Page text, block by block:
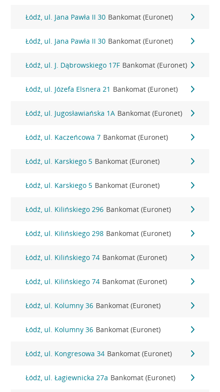
Łódź, ul. Jana Pawła II 30 Bankomat (Euronet)
Łódź, ul. Jana Pawła II 30 Bankomat (Euronet)
Łódź, ul. J. Dąbrowskiego 17F Bankomat (Euronet)
Łódź, ul. Józefa Elsnera 21 Bankomat (Euronet)
Łódź, ul. Jugosławiańska 1A Bankomat (Euronet)
Łódź, ul. Kaczeńcowa 7 Bankomat (Euronet)
Łódź, ul. Karskiego 5 Bankomat (Euronet)
Łódź, ul. Karskiego 5 Bankomat (Euronet)
Łódź, ul. Kilińskiego 296 Bankomat (Euronet)
Łódź, ul. Kilińskiego 298 Bankomat (Euronet)
Łódź, ul. Kilińskiego 74 Bankomat (Euronet)
Łódź, ul. Kilińskiego 74 Bankomat (Euronet)
Łódź, ul. Kolumny 36 Bankomat (Euronet)
Łódź, ul. Kolumny 36 Bankomat (Euronet)
Łódź, ul. Kongresowa 34 Bankomat (Euronet)
Łódź, ul. Łagiewnicka 27a Bankomat (Euronet)